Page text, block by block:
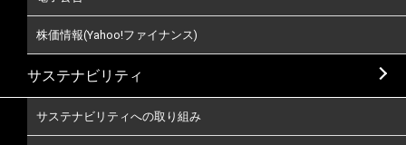
株価情報(Yahoo!ファイナンス)
サステナビリティ
サステナビリティへの取り組み